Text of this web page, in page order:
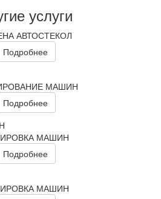
услуги
АВТОСТЕКОЛ
Подробнее
МАШИН
Подробнее
МАШИН
Подробнее
МАШИН